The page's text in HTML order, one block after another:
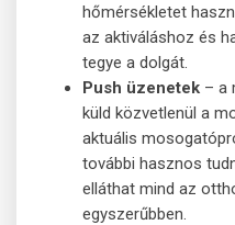
hőmérsékletet
az aktiváláshoz és
tegye a dolgát.
Push üzenetek – a
küld közvetlenül a
aktuális
további hasznos
elláthat mind az
egyszerűbben.